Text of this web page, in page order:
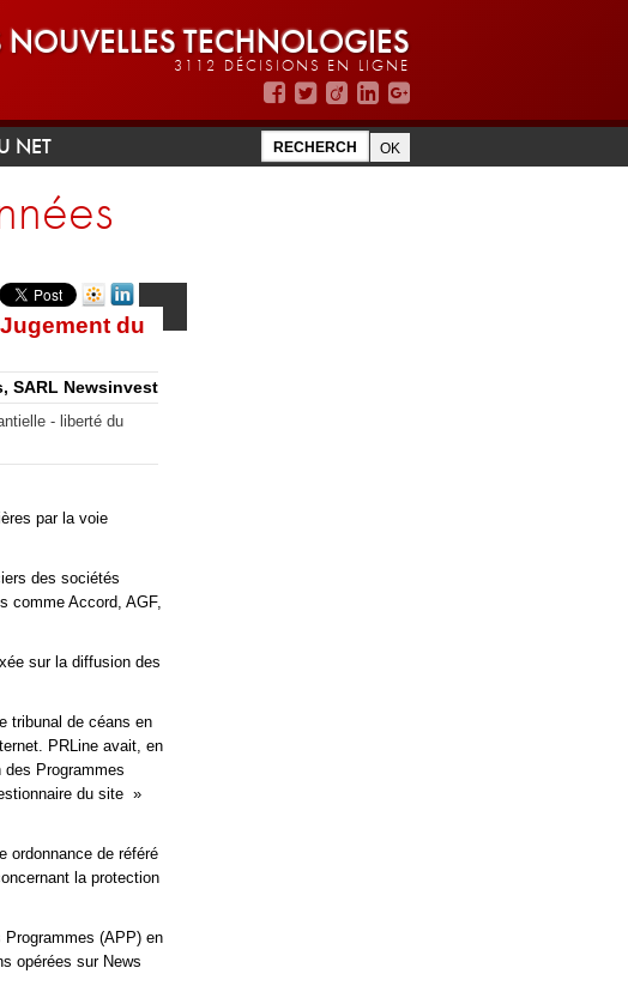
NOUVELLES TECHNOLOGIES
3112 DÉCISIONS EN LIGNE
NET
du
SARL Newsinvest
- liberté du
par la voie
des sociétés
comme Accord, AGF,
sur la diffusion des
tribunal de céans en
PRLine avait, en
Programmes
du site »
ordonnance de référé
la protection
Programmes (APP) en
opérées sur News